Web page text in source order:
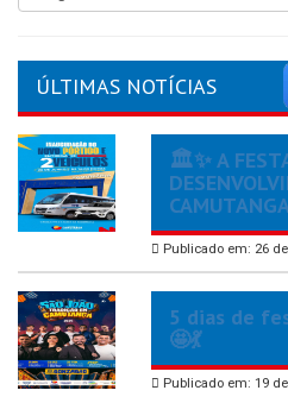
ÚLTIMAS NOTÍCIAS
🏛️✨ A
Publicado em: 26
5 dias de
🤩💃
Publicado em: 19